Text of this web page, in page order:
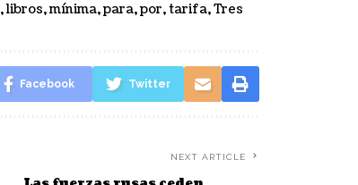
,libros,mínima,para,por,tarifa,Tres
Facebook Twitter
NEXT ARTICLE